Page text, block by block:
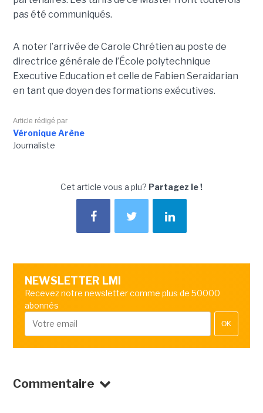
pas été communiqués.
A noter l’arrivée de Carole Chrétien au poste de
directrice générale de l’École polytechnique
Executive Education et celle de Fabien Seraidarian
en tant que doyen des formations exécutives.
Article rédigé par
Véronique Arène
Journaliste
Cet article vous a plu? Partagez le !
NEWSLETTER LMI
Recevez notre newsletter comme plus de 50000
abonnés
OK
Commentaire